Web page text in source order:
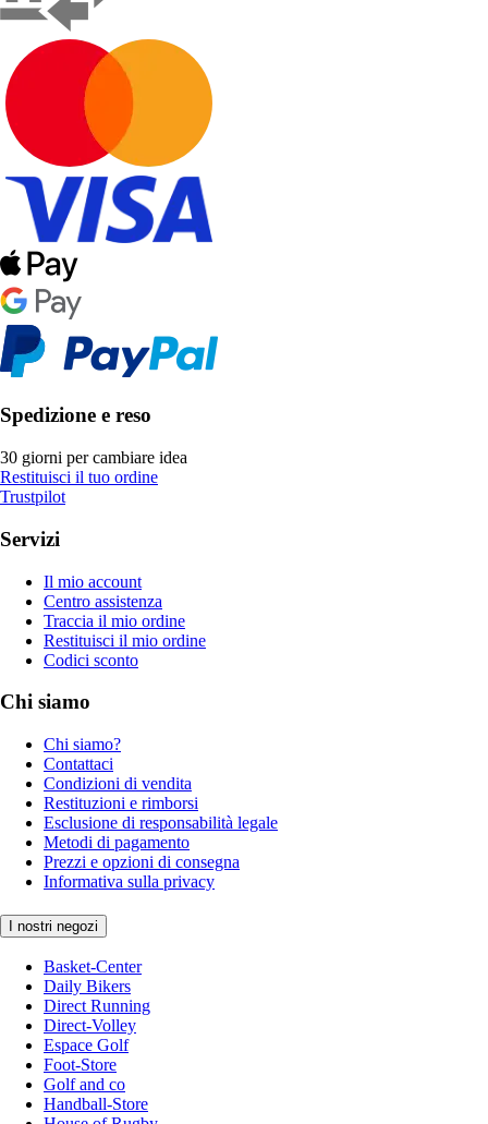
Spedizione e reso
30 giorni per cambiare idea
Restituisci il tuo ordine
Trustpilot
Servizi
Il mio account
Centro assistenza
Traccia il mio ordine
Restituisci il mio ordine
Codici sconto
Chi siamo
Chi siamo?
Contattaci
Condizioni di vendita
Restituzioni e rimborsi
Esclusione di responsabilità legale
Metodi di pagamento
Prezzi e opzioni di consegna
Informativa sulla privacy
I nostri negozi
Basket-Center
Daily Bikers
Direct Running
Direct-Volley
Espace Golf
Foot-Store
Golf and co
Handball-Store